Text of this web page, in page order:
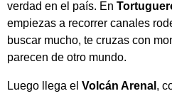
verdad en el país. En
empiezas a recorrer canales
buscar mucho, te cruzas con
parecen de otro mundo.
Luego llega el Volcán Arenal ,